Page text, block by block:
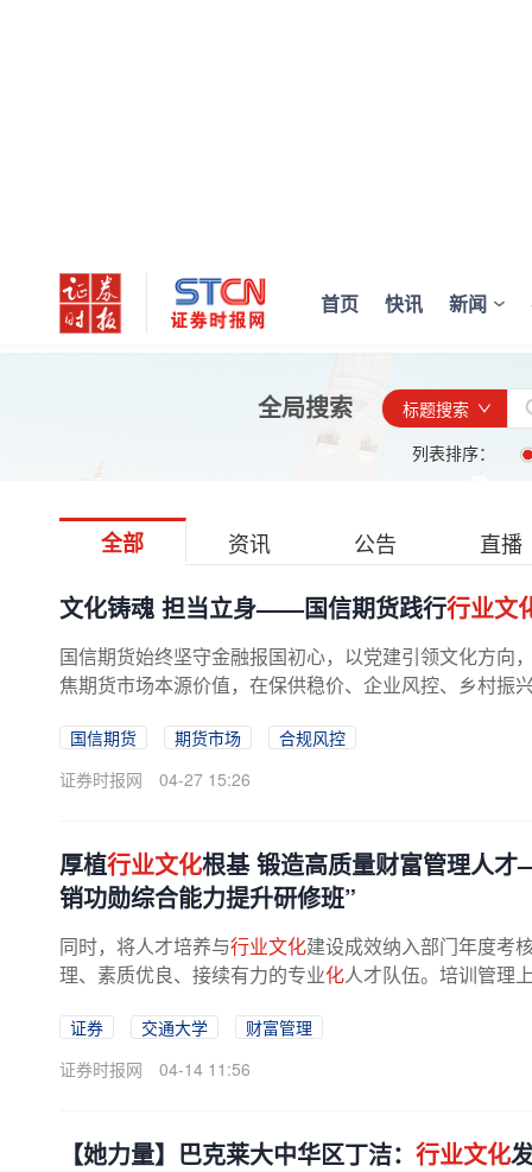
首页 快讯 新闻
全局搜索
标题搜索
列表排序：
全部 资讯 公告 直播
文化铸魂 担当立身——国信期货践行行业文
国信期货始终坚守金融报国初心，以党建引领文化方向
焦期货市场本源价值，在保供稳价、企业风控、乡村振
国信期货 期货市场
合规风控
证券时报网
04-27 15:26
厚植行业文化根基 锻造高质量财富管理人
销功勋综合能力提升研修班”
同时，将人才培养与行业文化建设成效纳入部门年度考
理、素质优良、接续有力的专业化人才队伍。培训管理
证券 交通大学
财富管理
证券时报网
04-14 11:56
【她力量】巴克莱大中华区丁洁： 行业文化